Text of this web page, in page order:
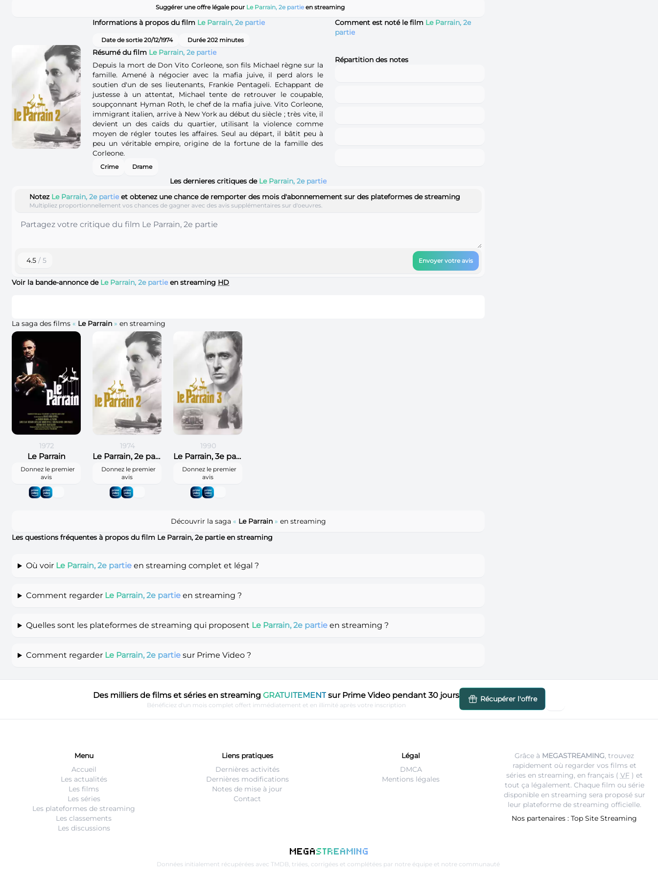
Suggérer une offre légale pour Le Parrain, 2e partie en streaming
Informations à propos du film Le Parrain, 2e partie
Date de sortie 20/12/1974 Durée 202 minutes
Résumé du film Le Parrain, 2e partie
Depuis la mort de Don Vito Corleone, son fils Michael règne sur la
famille. Amené à négocier avec la mafia juive, il perd alors le
soutien d'un de ses lieutenants, Frankie Pentageli. Echappant de
justesse à un attentat, Michael tente de retrouver le coupable,
soupçonnant Hyman Roth, le chef de la mafia juive. Vito Corleone,
immigrant italien, arrive à New York au début du siècle ; très vite, il
devient un des caïds du quartier, utilisant la violence comme
moyen de régler toutes les affaires. Seul au départ, il bâtit peu à
peu un véritable empire, origine de la fortune de la famille des
Corleone.
Crime Drame
Comment est noté le film Le Parrain, 2e
partie
Répartition des notes
Les dernieres critiques de Le Parrain, 2e partie
Notez Le Parrain, 2e partie et obtenez une chance de remporter des mois d'abonnemement sur des plateformes de streaming
Multipliez proportionnellement vos chances de gagner avec des avis supplémentaires sur d'oeuvres.
4.5 / 5 Envoyer votre avis
Voir la bande-annonce de Le Parrain, 2e partie en streaming HD
La saga des films « Le Parrain » en streaming
1972
Le Parrain
Donnez le premier
avis
1974
Le Parrain, 2e partie
Donnez le premier
avis
1990
Le Parrain, 3e partie
Donnez le premier
avis
Découvrir la saga « Le Parrain » en streaming
Les questions fréquentes à propos du film Le Parrain, 2e partie en streaming
Où voir Le Parrain, 2e partieen streaming complet et légal ?
Comment regarder Le Parrain, 2e partieen streaming ?
Quelles sont les plateformes de streaming qui proposent Le Parrain, 2e partieen streaming ?
Comment regarder Le Parrain, 2e partiesur Prime Video ?
Des milliers de films et séries en streamingGRATUITEMENT sur Prime Video pendant 30 jours
Bénéficiez d'un mois complet offert immédiatement et en illimité après votre inscription
Récupérer l'offre
Menu
Accueil
Les actualités
Les films
Les séries
Les plateformes de streaming
Les classements
Les discussions
Liens pratiques
Dernières activités
Dernières modifications
Notes de mise à jour
Contact
Légal
DMCA
Mentions légales
Grâce à MEGASTREAMING, trouvez
rapidement où regarder vos films et
séries en streaming, en français ( VF) et
tout ça légalement. Chaque film ou série
disponible en streaming sera proposé sur
leur plateforme de streaming officielle.
Nos partenaires : Top Site Streaming
MEGASTREAMING
Données initialement récupérées avec TMDB, triées, corrigées et complétées par notre équipe et notre communauté